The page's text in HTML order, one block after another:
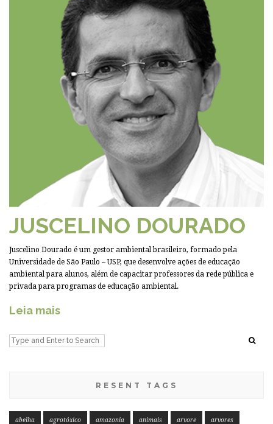
JUSCELINO DOURADO
Juscelino Dourado é um gestor ambiental brasileiro, formado pela
Universidade de São Paulo – USP, que desenvolve ações de educação
ambiental para alunos, além de capacitar professores da rede pública e
privada para programas de educação ambiental.
Leia mais
RESENT TAGS
abelha agrotóxico amazonia animais arvore arvores